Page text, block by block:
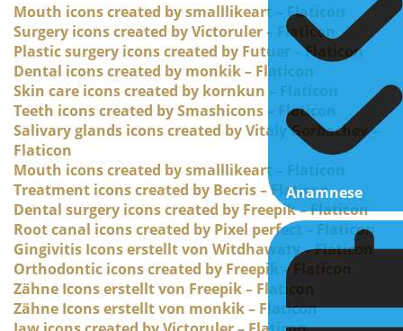
Anamnese
Mouth icons created by smalllikeart – Flaticon
Surgery icons created by Victoruler – Flaticon
Plastic surgery icons created by Futuer – Flaticon
Dental icons created by monkik – Flaticon
Skin care icons created by kornkun – Flaticon
Teeth icons created by Smashicons – Flaticon
Salivary glands icons created by Vitaly Gorbachev –
Flaticon
Mouth icons created by smalllikeart – Flaticon
Treatment icons created by Becris – Flaticon
Dental surgery icons created by Freepik – Flaticon
Root canal icons created by Pixel perfect – Flaticon
Gingivitis Icons erstellt von Witdhawaty – Flaticon
Orthodontic icons created by Freepik – Flaticon
Zähne Icons erstellt von Freepik – Flaticon
Zähne Icons erstellt von monkik – Flaticon